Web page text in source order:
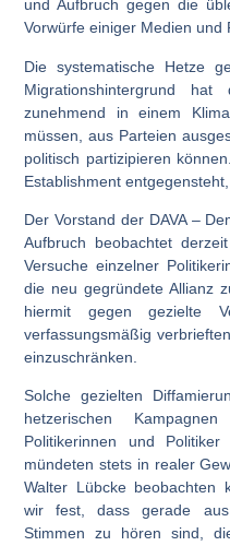
und Aufbruch gegen die
Vorwürfe einiger Medien und
Die systematische Hetze
Migrationshintergrund
zunehmend in einem
müssen, aus Parteien
politisch partizipieren
Establishment
Der Vorstand der DAVA –
Aufbruch beobachtet
Versuche einzelner
die neu gegründete Allianz
hiermit gegen gezielte
verfassungsmäßig
einzuschränken.
Solche gezielten
hetzerischen
Politikerinnen und
mündeten stets in realer
Walter Lübcke beobachten
wir fest, dass gerade
Stimmen zu hören sind,